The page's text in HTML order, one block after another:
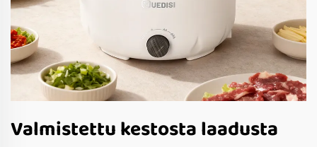
Valmistettu kestosta laadusta